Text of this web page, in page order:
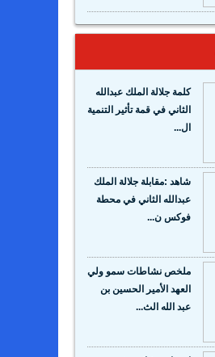
كلمة جلالة الملك عبدالله
الثاني في قمة تأثير التنمية
ال...
شاهد :مقابلة جلالة الملك
عبدالله الثاني في محطة
فوكس ن...
ملخص نشاطات سمو ولي
العهد الأمير الحسين بن
عبد الله الث...